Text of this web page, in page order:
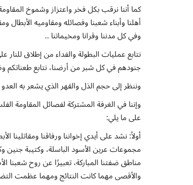
كما أننا نرقب بكل فخر واعتزاز وشموخ
أهلنا وأبناء شعبنا وفصائله ومقاوميه
وفي كل مدننا وقرانا ومخيماتنا ..
نتابع عمليات البطولة والفداء من إطلاق
جنودهم في كل شبر من أرضنا، نتابع طعناتكم
وننظر إلى حجم الذل والقهر الذي يشعر به
وإننا في الغرفة المشتركة لفصائل المقاومة
على ما يلي:
أولاً: نشد على أيدي إخواننا ورفاقنا
مجموعات عرين الأسود الباسلة، وكتيبة جنين
مناطق ضفتنا المباركة، تعبيرًا عن روح شعبنا
والأقصى مهما كانت النتائج ومهما عظمت